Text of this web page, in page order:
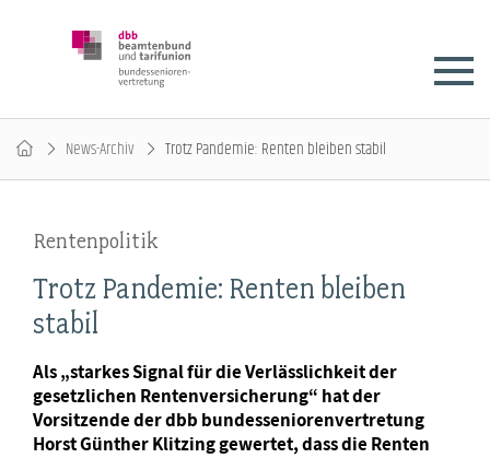
News-Archiv Trotz Pandemie: Renten bleiben stabil
Rentenpolitik
Trotz Pandemie: Renten bleiben
stabil
Als „starkes Signal für die Verlässlichkeit der
gesetzlichen Rentenversicherung“ hat der
Vorsitzende der dbb bundesseniorenvertretung
Horst Günther Klitzing gewertet, dass die Renten